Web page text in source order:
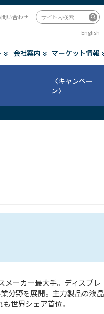
会社案内 マーケット情報
問い合わせ
English
〈キャンペー
ン〉
メーカー最大手。ディスプレ
分野を展開。主力製品の液晶
世界シェア首位。